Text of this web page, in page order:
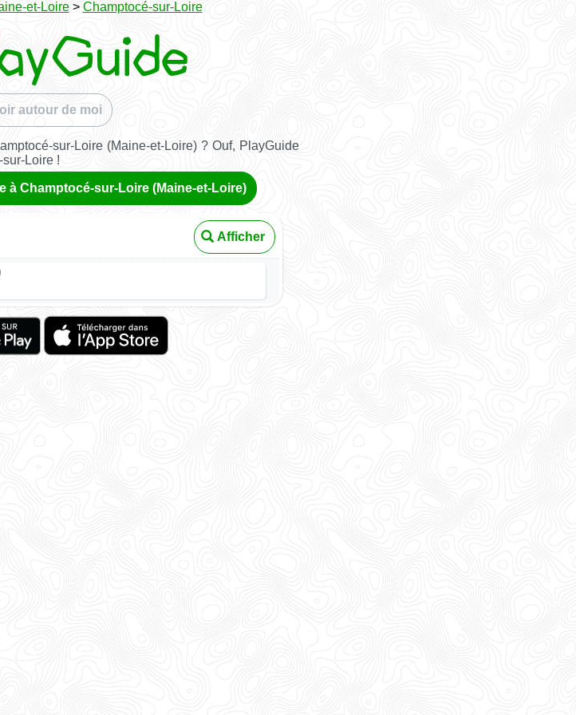
et-Loire> Champtocé-sur-Loire
autour de moi
sur-Loire (Maine-et-Loire) ? Ouf, PlayGuide
Loire !
à Champtocé-sur-Loire (Maine-et-Loire)
Afficher